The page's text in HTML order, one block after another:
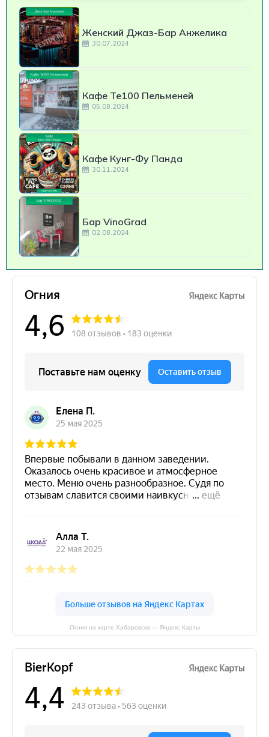
Женский Джаз-Бар Анжелика
30.07.2024
Кафе Те100 Пельменей
05.08.2024
Кафе Кунг-Фу Панда
30.11.2024
Бар VinoGrad
02.08.2024
Огния на карте Хабаровска — Яндекс Карты